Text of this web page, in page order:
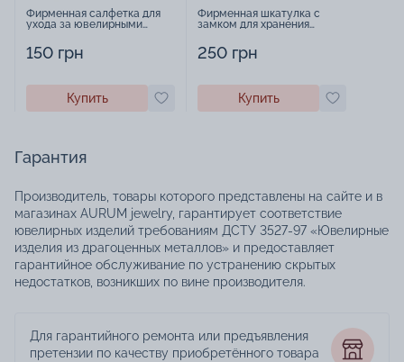
Фирменная салфетка для
ухода за ювелирными
150 грн
Купить
Фирменная шкатулка с
замком для хранения
250 грн
Купить
Гарантия
Производитель, товары которого представлены на сайте и в
магазинах AURUM jewelry, гарантирует соответствие
ювелирных изделий требованиям ДСТУ 3527-97 «Ювелирные
изделия из драгоценных металлов» и предоставляет
гарантийное обслуживание по устранению скрытых
недостатков, возникших по вине производителя.
Для гарантийного ремонта или предъявления
претензии по качеству приобретённого товара